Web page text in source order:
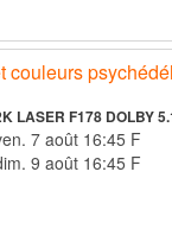
couleurs
LASER F178 DOLBY
ven. 7 août 16:45 F
dim. 9 août 16:45 F